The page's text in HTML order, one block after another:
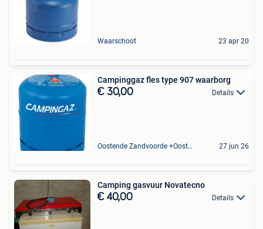
Waarschoot 23 apr 20
Campinggaz fles type 907 waarborg
€ 30,00 Details
Oostende Zandvoorde +Oostende 27 jun 26
Camping gasvuur Novatecno
€ 40,00 Details